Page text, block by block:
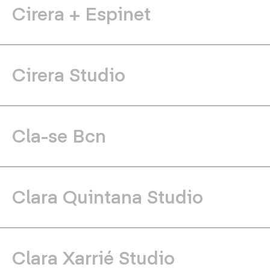
Cirera + Espinet
Cirera Studio
Cla-se Bcn
Clara Quintana Studio
Clara Xarrié Studio